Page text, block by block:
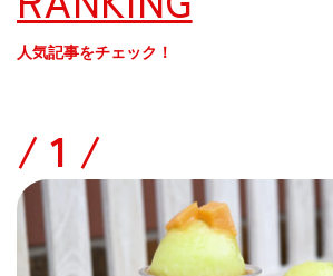
人気記事をチェック！
/